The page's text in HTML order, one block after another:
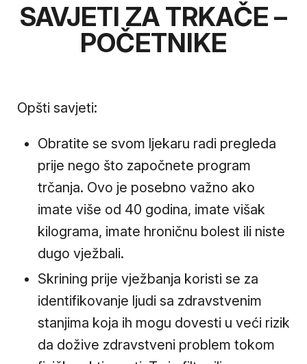
SAVJETI ZA TRKAČE –
POČETNIKE
Opšti savjeti:
Obratite se svom ljekaru radi pregleda
prije nego što započnete program
trčanja. Ovo je posebno važno ako
imate više od 40 godina, imate višak
kilograma, imate hroničnu bolest ili niste
dugo vježbali.
Skrining prije vježbanja koristi se za
identifikovanje ljudi sa zdravstvenim
stanjima koja ih mogu dovesti u veći rizik
da dožive zdravstveni problem tokom